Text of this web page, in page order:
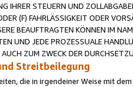
IHRER STEUERN UND
(F) FAHRLÄSSIGKEIT ODER
BEAUFTRAGTEN KÖNNEN IM
UND JEDE PROZESSUALE
ZUM ZWECK DER
Streitbeilegung
die in irgendeiner Weise mit